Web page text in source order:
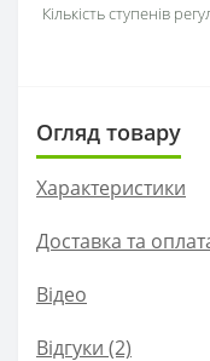
Кількість ступенів
Огляд товару
Характеристики
Доставка та
Вiдео
Відгуки (2)